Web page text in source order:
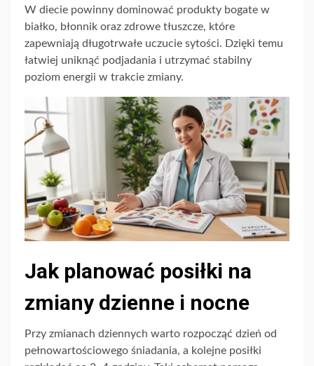
W diecie powinny dominować produkty bogate w
białko, błonnik oraz zdrowe tłuszcze, które
zapewniają długotrwałe uczucie sytości. Dzięki temu
łatwiej uniknąć podjadania i utrzymać stabilny
poziom energii w trakcie zmiany.
Jak planować posiłki na
zmiany dzienne i nocne
Przy zmianach dziennych warto rozpocząć dzień od
pełnowartościowego śniadania, a kolejne posiłki